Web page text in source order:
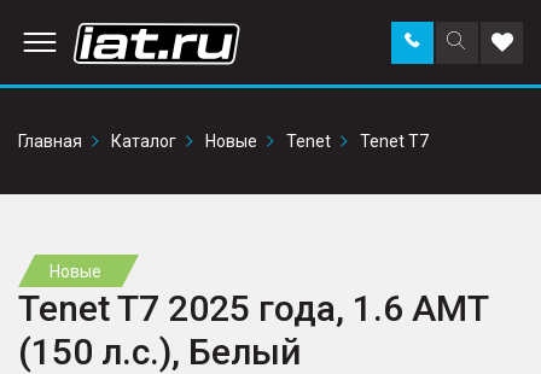
Поиск
по
Заказать
звонок в
Главная
Каталог Новые Tenet Tenet T7
Новые
Tenet T7 2025 года, 1.6 AMT
(150 л.с.), Белый